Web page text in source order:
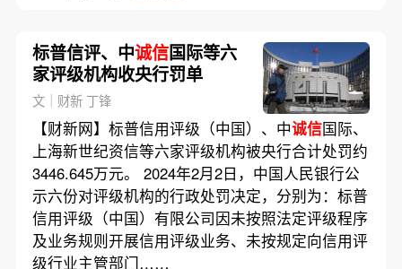
标普信评、中诚信国际等六
家评级机构收央行罚单
文｜财新 丁锋
【财新网】标普信用评级（中国）、中诚信国际、
上海新世纪资信等六家评级机构被央行合计处罚约
3446.645万元。 2024年2月2日，中国人民银行公
示六份对评级机构的行政处罚决定，分别为：标普
信用评级（中国）有限公司因未按照法定评级程序
及业务规则开展信用评级业务、未按规定向信用评
级行业主管部门……